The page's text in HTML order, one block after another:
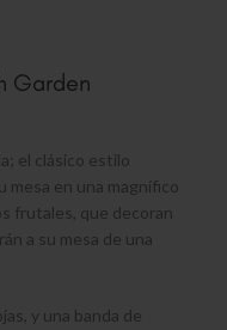
Garden
el clásico estilo
mesa en una magnífico
frutales, que decoran
a su mesa de una
y una banda de